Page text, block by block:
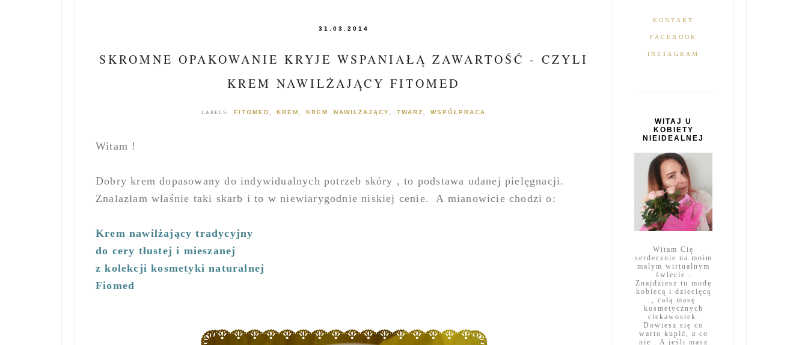
31.03.2014
SKROMNE OPAKOWANIE KRYJE WSPANIAŁĄ ZAWARTOŚĆ - CZYLI
KREM NAWILŻAJĄCY FITOMED
LABELS: FITOMED , KREM , KREM NAWILŻAJĄCY , TWARZ , WSPÓŁPRACA
Witam !
Dobry krem dopasowany do indywidualnych potrzeb skóry , to podstawa udanej pielęgnacji.
Znalazłam właśnie taki skarb i to w niewiarygodnie niskiej cenie. A mianowicie chodzi o:
Krem nawilżający tradycyjny
do cery tłustej i mieszanej
z kolekcji kosmetyki naturalnej
Fiomed
KONTAKT
FACEBOOK
INSTAGRAM
WITAJ U
KOBIETY
NIEIDEALNEJ
Witam Cię
serdecznie na moim
malym wirtualnym
świecie .
Znajdziesz tu modę
kobiecą i dziecięcą
, całą masę
kosmetycznych
ciekawostek.
Dowiesz się co
warto kupić, a co
nie . A jeśli masz